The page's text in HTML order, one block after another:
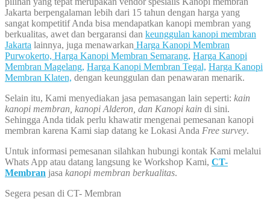
Jakarta berpengalaman lebih dari 15 tahun dengan harga yang
sangat kompetitif Anda bisa mendapatkan kanopi membran yang
berkualitas, awet dan bergaransi dan keunggulan kanopi membran
Jakarta lainnya, juga menawarkan Harga Kanopi Membran
Purwokerto, Harga Kanopi Membran Semarang, Harga Kanopi
Membran Magelang, Harga Kanopi Membran Tegal, Harga Kanopi
Membran Klaten, dengan keunggulan dan penawaran menarik.
Selain itu, Kami menyediakan jasa pemasangan lain seperti: kain
kanopi membran, kanopi Alderon, dan Kanopi kain di sini.
Sehingga Anda tidak perlu khawatir mengenai pemesanan kanopi
membran karena Kami siap datang ke Lokasi Anda Free survey.
Untuk informasi pemesanan silahkan hubungi kontak Kami melalui
Whats App atau datang langsung ke Workshop Kami, CT-
Membran jasa kanopi membran berkualitas.
Segera pesan di CT- Membran